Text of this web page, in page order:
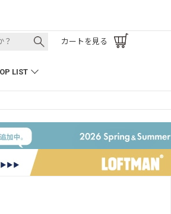
LIST
カートを見る